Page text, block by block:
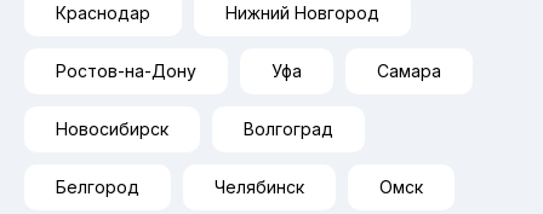
Краснодар Нижний Новгород
Ростов-на-Дону Уфа Самара
Новосибирск Волгоград
Белгород Челябинск Омск